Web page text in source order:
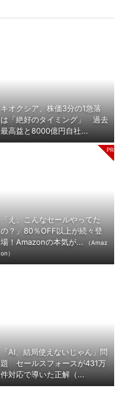
キオクシア、株価3分の1急落
は「絶好のタイミング」 過去
最高益と8000億円自社...
「え、こんなセールやってた
の？」80％OFF以上が続々登
場！Amazonの本気が...
（Amaz
on）
「AI、結局使えないじゃん」問
題 セールスフォースが431万
件対応で導いた正解（...